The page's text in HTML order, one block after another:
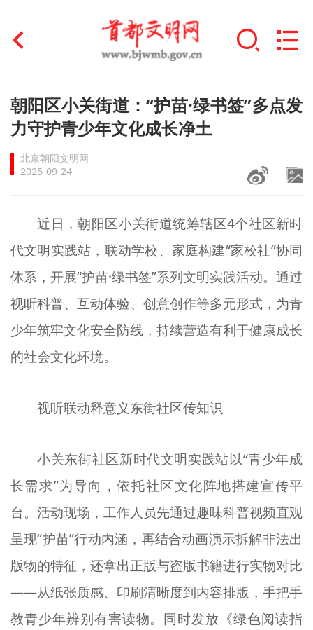
首页
文明创建
文明实践
未成年人思想道德建设
榜样人物
+
身边好人
文明评论
北京宣传文化引导基金
宣传思想文化人才
资料库
+
朝阳区小关街道：“护苗·绿书签”多点发
力守护青少年文化成长净土
北京朝阳文明网
2025-09-24
近日，朝阳区小关街道统筹辖区4个社区新时
代文明实践站，联动学校、家庭构建“家校社”协同
体系，开展“护苗·绿书签”系列文明实践活动。通过
视听科普、互动体验、创意创作等多元形式，为青
少年筑牢文化安全防线，持续营造有利于健康成长
的社会文化环境。
视听联动释意义东街社区传知识
小关东街社区新时代文明实践站以“青少年成
长需求”为导向，依托社区文化阵地搭建宣传平
台。活动现场，工作人员先通过趣味科普视频直观
呈现“护苗”行动内涵，再结合动画演示拆解非法出
版物的特征，还拿出正版与盗版书籍进行实物对比
——从纸张质感、印刷清晰度到内容排版，手把手
教青少年辨别有害读物。同时发放《绿色阅读指